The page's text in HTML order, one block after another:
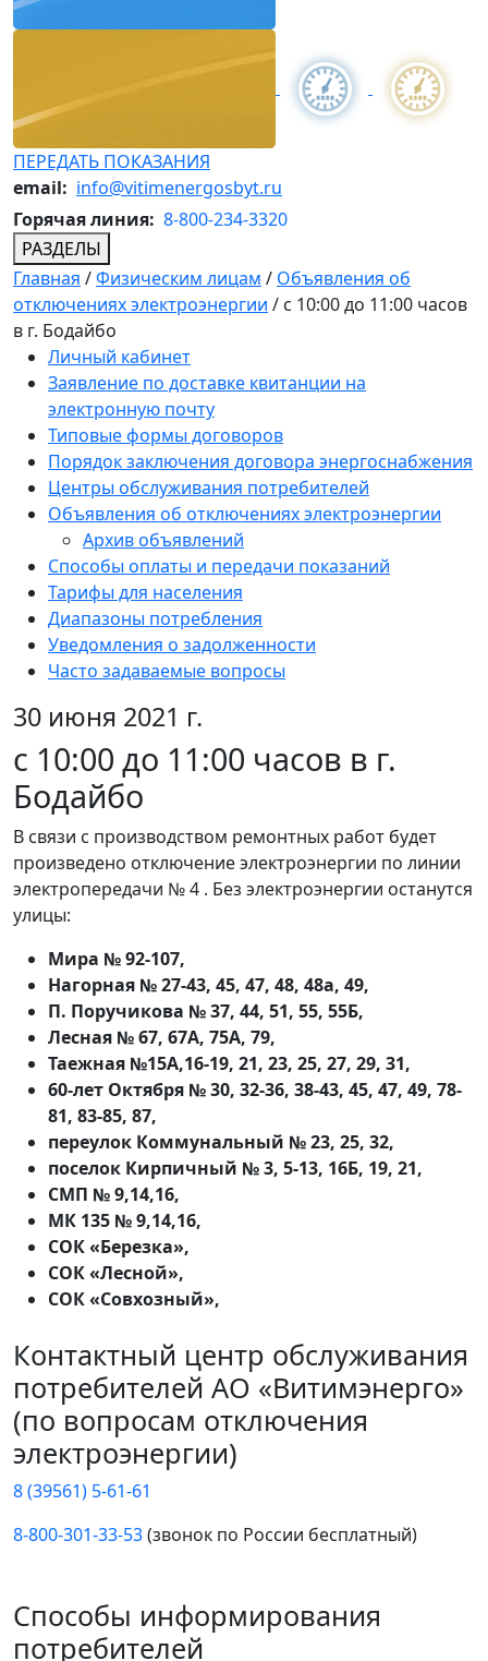
ПЕРЕДАТЬ ПОКАЗАНИЯ
email: info@vitimenergosbyt.ru
Горячая линия: 8-800-234-3320
РАЗДЕЛЫ
Главная /Физическим лицам / Объявления об
отключениях электроэнергии / с 10:00 до 11:00 часов
в г. Бодайбо
Личный кабинет
Заявление по доставке квитанции на
электронную почту
Типовые формы договоров
Порядок заключения договора энергоснабжения
Центры обслуживания потребителей
Объявления об отключениях электроэнергии
Архив объявлений
Способы оплаты и передачи показаний
Тарифы для населения
Диапазоны потребления
Уведомления о задолженности
Часто задаваемые вопросы
30 июня 2021 г.
с 10:00 до 11:00 часов в г.
Бодайбо
В связи с производством ремонтных работ будет
произведено отключение электроэнергии по линии
электропередачи № 4 . Без электроэнергии останутся
улицы:
Мира № 92-107,
Нагорная № 27-43, 45, 47, 48, 48а, 49,
П. Поручикова № 37, 44, 51, 55, 55Б,
Лесная № 67, 67А, 75А, 79,
Таежная №15А,16-19, 21, 23, 25, 27, 29, 31,
60-лет Октября № 30, 32-36, 38-43, 45, 47, 49, 78-
81, 83-85, 87,
переулок Коммунальный № 23, 25, 32,
поселок Кирпичный № 3, 5-13, 16Б, 19, 21,
СМП № 9,14,16,
МК 135 № 9,14,16,
СОК «Березка»,
СОК «Лесной»,
СОК «Совхозный»,
Контактный центр обслуживания
потребителей АО «Витимэнерго»
(по вопросам отключения
электроэнергии)
8 (39561) 5-61-61
8-800-301-33-53(звонок по России бесплатный)
Способы информирования
потребителей